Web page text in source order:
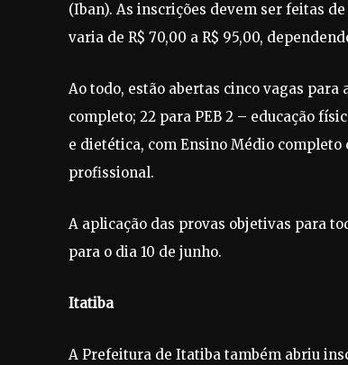
(Iban). As inscrições devem ser feitas
varia de R$ 70,00 a R$ 95,00,
Ao todo, estão abertas cinco vagas
completo; 22 para PEB 2 – educação
e dietética, com Ensino Médio
profissional.
A aplicação das provas objetivas para
para o dia 10 de junho.
Itatiba
A Prefeitura de Itatiba também abriu